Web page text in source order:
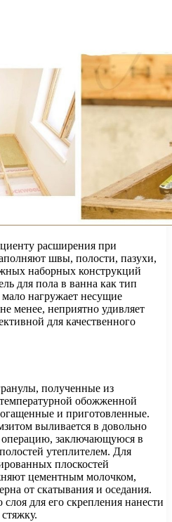
расширения при
швы, полости, пазухи,
наборных конструкций
для пола в ванна как тип
нагружает несущие
менее, неприятно удивляет
для качественного
полученные из
обожженной
и приготовленные.
выливается в довольно
заключающуюся в
утеплителем. Для
плоскостей
цементным молочком,
от скатывания и оседания.
для его скрепления нанести